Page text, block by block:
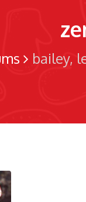
bailey